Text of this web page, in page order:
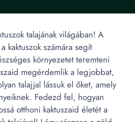
talajának világában! A
kaktuszok számára segít
környezetet teremteni
megérdemlik a legjobbat,
talajjal lássuk el őket, amely
Fedezd fel, hogyan
otthoni kaktuszaid életét a